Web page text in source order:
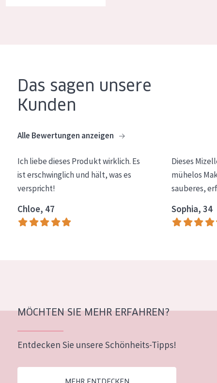
Das sagen unsere
Kunden
Alle Bewertungen anzeigen
Ich liebe dieses Produkt wirklich. Es
ist erschwinglich und hält, was es
verspricht!
Chloe, 47
Dieses
mühelos
sauberes,
Sophia, 34
MÖCHTEN SIE MEHR ERFAHREN?
Entdecken Sie unsere Schönheits-Tipps!